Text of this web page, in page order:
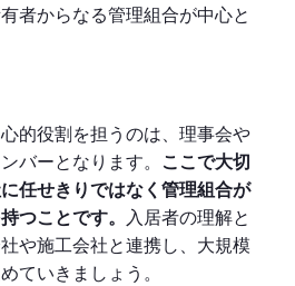
者からなる管理組合が中心と
的役割を担うのは、理事会や
バーとなります。 ここで大切
任せきりではなく管理組合が
つことです。 入居者の理解と
や施工会社と連携し、大規模
ていきましょう。